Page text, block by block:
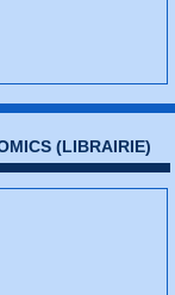
dieu
(LIBRAIRIE)